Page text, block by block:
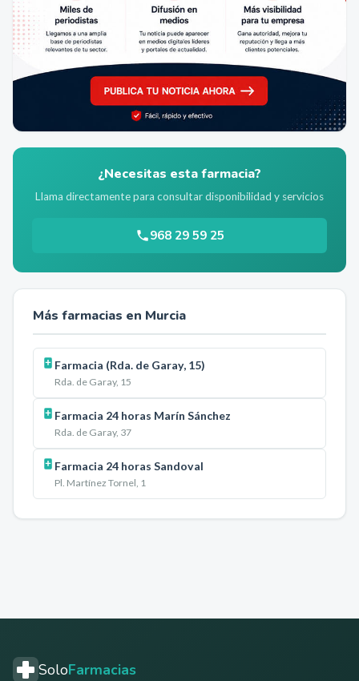
¿Necesitas esta farmacia?
Llama directamente para consultar disponibilidad y servicios
968 29 59 25
Más farmacias en Murcia
Farmacia (Rda. de Garay, 15)
Rda. de Garay, 15
Farmacia 24 horas Marín Sánchez
Rda. de Garay, 37
Farmacia 24 horas Sandoval
Pl. Martínez Tornel, 1
SoloFarmacias